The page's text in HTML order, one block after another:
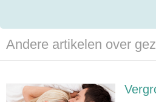
Andere artikelen over